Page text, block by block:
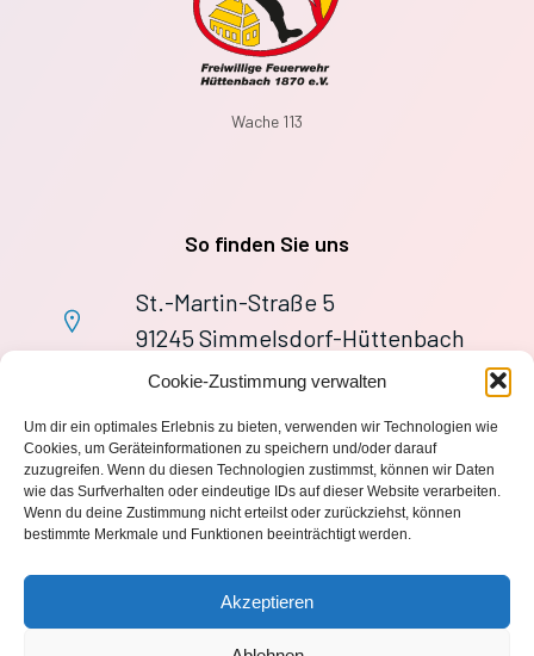
Cookie-Zustimmung verwalten
Um dir ein optimales Erlebnis zu bieten, verwenden wir Technologien wie
Cookies, um Geräteinformationen zu speichern und/oder darauf
zuzugreifen. Wenn du diesen Technologien zustimmst, können wir Daten
wie das Surfverhalten oder eindeutige IDs auf dieser Website verarbeiten.
Wenn du deine Zustimmung nicht erteilst oder zurückziehst, können
bestimmte Merkmale und Funktionen beeinträchtigt werden.
Akzeptieren
Wache 113
So finden Sie uns
St.-Martin-Straße 5
91245 Simmelsdorf-Hüttenbach
+49 9155 9279727
wache113@ff-huettenbach.de